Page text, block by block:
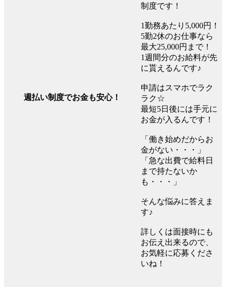
週払い制度でお金も安心！
制度です！
1勤務あたり5,000円！
5勤2休のお仕事なら
最大25,000円まで！
1週間分のお給料が先
に貰えるんです♪
申請はスマホでラク
ラク☆
最短5日後には手元に
お金が入るんです！
「働き始めだからお
金がない・・・」
「急な出費で給料日
まで持たないか
も・・・」
そんな悩みに答えま
す♪
詳しくは面接時にも
お伝え出来るので、
お気軽に応募くださ
いね！